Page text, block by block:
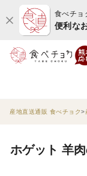
食べチョ
便利な
産地直送通販 食べチョク
ホゲット 羊